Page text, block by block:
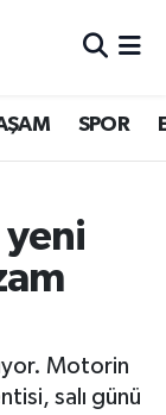
SPOR
yeni
Motorin
salı günü